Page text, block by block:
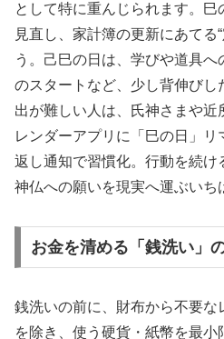
として特に重んじられます。
見直し、家計簿の更新にあてる
う。己巳の日は、学びや道具
のスタートなど、少し背伸びし
出が難しい人は、氏神さまや近
レンダーアプリに「巳の日」リ
返し通知で習慣化。行動を続け
神仏への願いを現実へ運ぶいち
お金を清める「銭洗い」
銭洗いの前に、財布から不要な
を除き、使う硬貨・紙幣を最